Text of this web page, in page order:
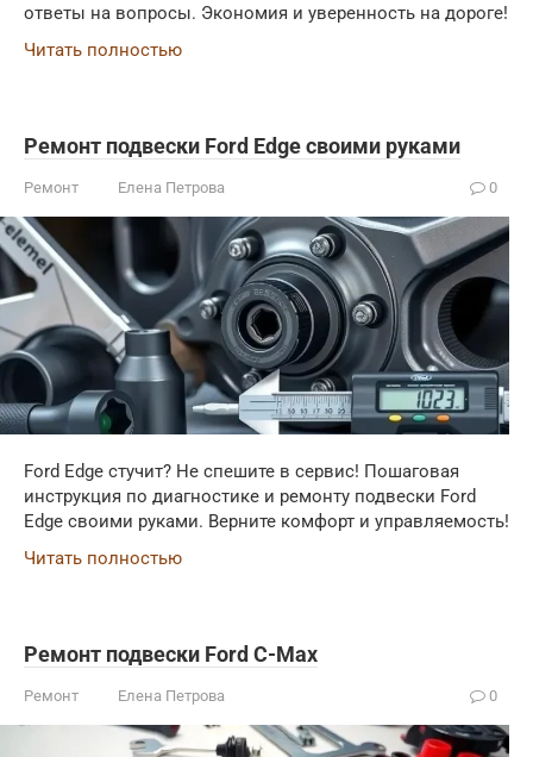
ответы на вопросы. Экономия и уверенность на дороге!
Читать полностью
Ремонт подвески Ford Edge своими руками
Ремонт Елена Петрова 0
Ford Edge стучит? Не спешите в сервис! Пошаговая
инструкция по диагностике и ремонту подвески Ford
Edge своими руками. Верните комфорт и управляемость!
Читать полностью
Ремонт подвески Ford C-Max
Ремонт Елена Петрова 0